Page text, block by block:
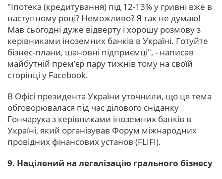
"Іпотека (кредитування) під 12-13% у гривні вже в
наступному році? Неможливо? Я так не думаю!
Мав сьогодні дуже відверту і хорошу розмову з
керівниками іноземних банків в Україні. Готуйте
бізнес-плани, шановні підприємці", - написав
майбутній прем’єр пару тижнів тому на своїй
сторінці у Facebook.
В Офісі президента України уточнили, що ця тема
обговорювалася під час ділового сніданку
Гончарука з керівниками іноземних банків в
Україні, який організував Форум міжнародних
провідних фінансових установ (FLIFI).
9. Націлений на легалізацію грального бізнесу